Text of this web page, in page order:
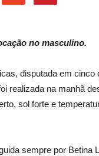
no masculino.
disputada em cinco
realizada na manhã
sol forte e
sempre por Betina